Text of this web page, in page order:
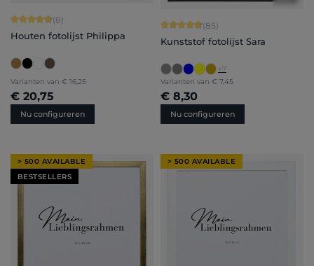
Gemiddelde waardering van 4.75 van 5 sterren
(8)
Houten fotolijst Philippa
Varianten van € 16,25
€ 20,75
Nu configureren
Gemiddelde waardering van 4.71
(85)
Kunststof fotolijst Sara
+7
Varianten van € 7,45
€ 8,30
Nu configureren
> 500 AVAILABLE
BESTSELLERS
> 500 AVAILABLE